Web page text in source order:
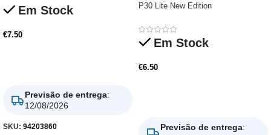
Em Stock
€7.50
Previsão de entrega:
12/08/2026
SKU: 94203860
P30 Lite New Edition
Em Stock
€6.50
Previsão de entrega: